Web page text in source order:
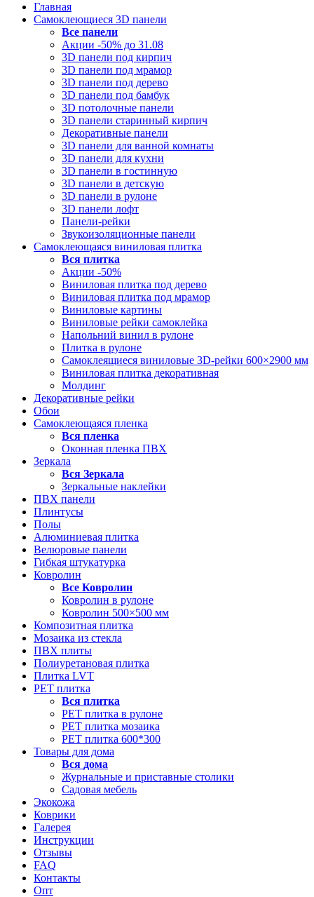
Главная
Самоклеющиеся 3D панели
Все панели
Акции -50% до 31.08
3D панели под кирпич
3D панели под мрамор
3D панели под дерево
3D панели под бамбук
3D потолочные панели
3D панели старинный кирпич
Декоративные панели
3D панели для ванной комнаты
3D панели для кухни
3D панели в гостинную
3D панели в детскую
3D панели в рулоне
3D панели лофт
Панели-рейки
Звукоизоляционные панели
Самоклеющаяся виниловая плитка
Вся плитка
Акции -50%
Виниловая плитка под дерево
Виниловая плитка под мрамор
Виниловые картины
Виниловые рейки самоклейка
Напольний винил в рулоне
Плитка в рулоне
Самоклеящиеся виниловые 3D‑рейки 600×2900 мм
Виниловая плитка декоративная
Молдинг
Декоративные рейки
Обои
Самоклеющаяся пленка
Вся пленка
Оконная пленка ПВХ
Зеркала
Вся Зеркала
Зеркальные наклейки
ПВХ панели
Плинтусы
Полы
Алюминиевая плитка
Велюровые панели
Гибкая штукатурка
Ковролин
Все Ковролин
Ковролин в рулоне
Ковролин 500×500 мм
Композитная плитка
Мозаика из стекла
ПВХ плиты
Полиуретановая плитка
Плитка LVT
РЕТ плитка
Вся плитка
РЕТ плитка в рулоне
РЕТ плитка мозаика
РЕТ плитка 600*300
Товары для дома
Вся дома
Журнальные и приставные столики
Садовая мебель
Экокожа
Коврики
Галерея
Инструкции
Отзывы
FAQ
Контакты
Опт